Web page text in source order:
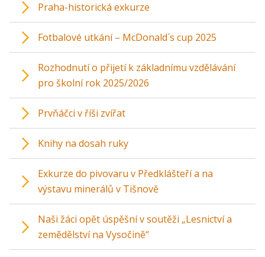
Praha-historická exkurze
Fotbalové utkání – McDonald´s cup 2025
Rozhodnutí o přijetí k základnímu vzdělávání
pro školní rok 2025/2026
Prvňáčci v říši zvířat
Knihy na dosah ruky
Exkurze do pivovaru v Předklášteří a na
výstavu minerálů v Tišnově
Naši žáci opět úspěšní v soutěži „Lesnictví a
zemědělství na Vysočině“